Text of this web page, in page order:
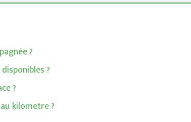
?
?
?
kilometre ?